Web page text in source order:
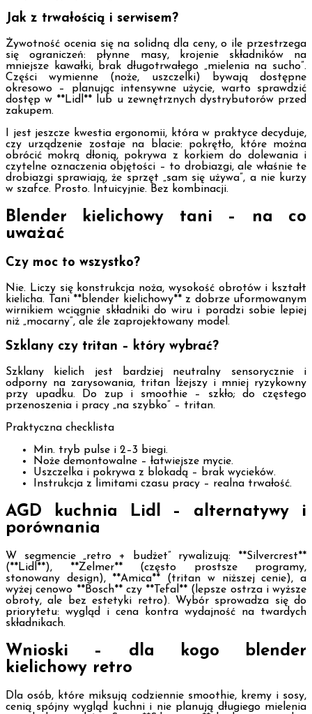
Jak z trwałością i serwisem?
Żywotność ocenia się na solidną dla ceny, o ile przestrzega
się ograniczeń: płynne masy, krojenie składników na
mniejsze kawałki, brak długotrwałego „mielenia na sucho”.
Części wymienne (noże, uszczelki) bywają dostępne
okresowo – planując intensywne użycie, warto sprawdzić
dostęp w **Lidl** lub u zewnętrznych dystrybutorów przed
zakupem.
I jest jeszcze kwestia ergonomii, która w praktyce decyduje,
czy urządzenie zostaje na blacie: pokrętło, które można
obrócić mokrą dłonią, pokrywa z korkiem do dolewania i
czytelne oznaczenia objętości – to drobiazgi, ale właśnie te
drobiazgi sprawiają, że sprzęt „sam się używa”, a nie kurzy
w szafce. Prosto. Intuicyjnie. Bez kombinacji.
Blender kielichowy tani – na co
uważać
Czy moc to wszystko?
Nie. Liczy się konstrukcja noża, wysokość obrotów i kształt
kielicha. Tani **blender kielichowy** z dobrze uformowanym
wirnikiem wciągnie składniki do wiru i poradzi sobie lepiej
niż „mocarny”, ale źle zaprojektowany model.
Szklany czy tritan – który wybrać?
Szklany kielich jest bardziej neutralny sensorycznie i
odporny na zarysowania, tritan lżejszy i mniej ryzykowny
przy upadku. Do zup i smoothie – szkło; do częstego
przenoszenia i pracy „na szybko” – tritan.
Praktyczna checklista
Min. tryb pulse i 2–3 biegi.
Noże demontowalne – łatwiejsze mycie.
Uszczelka i pokrywa z blokadą – brak wycieków.
Instrukcja z limitami czasu pracy – realna trwałość.
AGD kuchnia Lidl – alternatywy i
porównania
W segmencie „retro + budżet” rywalizują: **Silvercrest**
(**Lidl**), **Zelmer** (często prostsze programy,
stonowany design), **Amica** (tritan w niższej cenie), a
wyżej cenowo **Bosch** czy **Tefal** (lepsze ostrza i wyższe
obroty, ale bez estetyki retro). Wybór sprowadza się do
priorytetu: wygląd i cena kontra wydajność na twardych
składnikach.
Wnioski – dla kogo blender
kielichowy retro
Dla osób, które miksują codziennie smoothie, kremy i sosy,
cenią spójny wygląd kuchni i nie planują długiego mielenia